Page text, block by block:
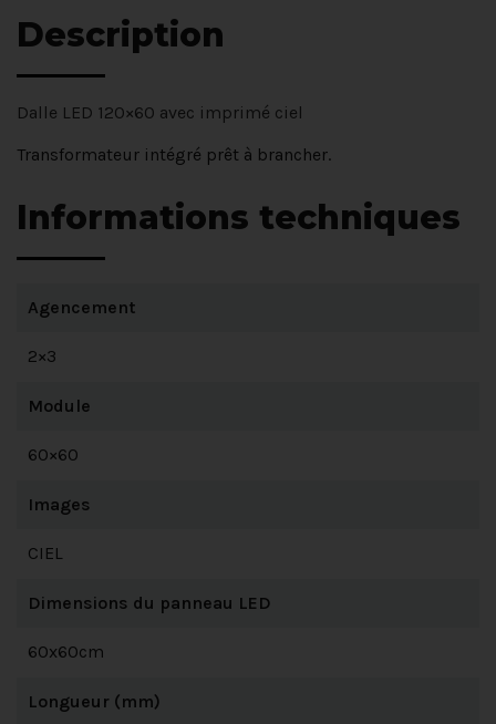
Description
Dalle LED 120×60 avec imprimé ciel
Transformateur intégré prêt à brancher.
Informations techniques
Agencement
2×3
Module
60×60
Images
CIEL
Dimensions du panneau LED
60x60cm
Longueur (mm)